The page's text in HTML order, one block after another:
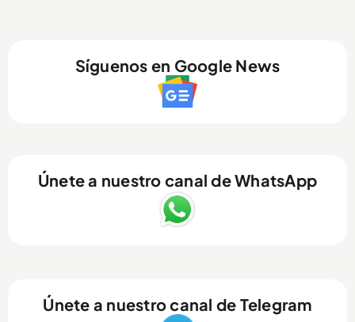
Síguenos en Google News
Únete a nuestro canal de WhatsApp
Únete a nuestro canal de Telegram